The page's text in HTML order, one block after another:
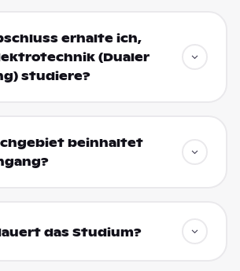
erhalte ich,
(Dualer
studiere?
beinhaltet
das Studium?